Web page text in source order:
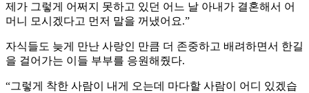
제가 그렇게 어쩌지 못하고 있던 어느 날 아내가 결혼해서 어
머니 모시겠다고 먼저 말을 꺼냈어요.”
자식들도 늦게 만난 사랑인 만큼 더 존중하고 배려하면서 한길
을 걸어가는 이들 부부를 응원해줬다.
“그렇게 착한 사람이 내게 오는데 마다할 사람이 어디 있겠습